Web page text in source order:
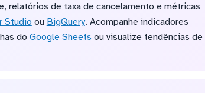
relatórios de taxa de cancelamento e métricas
Studio ou BigQuery. Acompanhe indicadores
do Google Sheets ou visualize tendências de